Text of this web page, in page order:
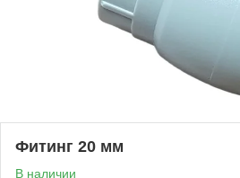
Фитинг 20 мм
В наличии